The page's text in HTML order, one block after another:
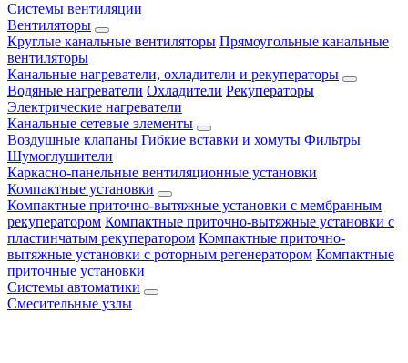
Системы вентиляции
Вентиляторы
Круглые канальные вентиляторы Прямоугольные канальные
вентиляторы
Канальные нагреватели, охладители и рекуператоры
Водяные нагреватели Охладители Рекуператоры
Электрические нагреватели
Канальные сетевые элементы
Воздушные клапаны Гибкие вставки и хомуты Фильтры
Шумоглушители
Каркасно-панельные вентиляционные установки
Компактные установки
Компактные приточно-вытяжные установки с мембранным
рекуператором Компактные приточно-вытяжные установки с
пластинчатым рекуператором Компактные приточно-
вытяжные установки с роторным регенератором Компактные
приточные установки
Системы автоматики
Смесительные узлы